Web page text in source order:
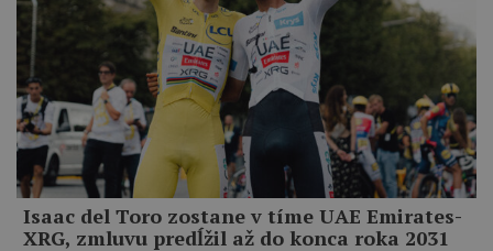
Isaac del Toro zostane v tíme UAE Emirates-
XRG, zmluvu predĺžil až do konca roka 2031